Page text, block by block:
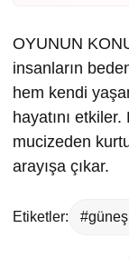
OYUNUN
insanların
hem kendi
hayatını
mucizeden
arayışa çıkar.
Etiketler: